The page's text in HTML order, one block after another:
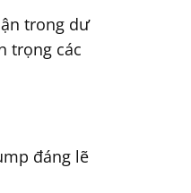
trong dư
trọng các
đáng lẽ